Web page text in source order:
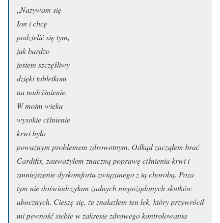
„Nazywam się
Ion i chcę
podzielić się tym,
jak bardzo
jestem szczęśliwy
dzięki tabletkom
na nadciśnienie.
W moim wieku
wysokie ciśnienie
krwi było
poważnym problemem zdrowotnym. Odkąd zacząłem brać
Cardifix, zauważyłem znaczną poprawę ciśnienia krwi i
zmniejszenie dyskomfortu związanego z tą chorobą. Poza
tym nie doświadczyłam żadnych niepożądanych skutków
ubocznych. Cieszę się, że znalazłem ten lek, który przywrócił
mi pewność siebie w zakresie zdrowego kontrolowania